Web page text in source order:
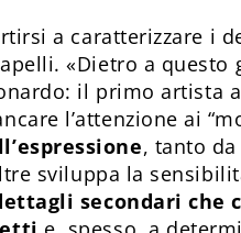
a caratterizzare i
«Dietro a questo
il primo artista
l’attenzione ai
, tanto
sviluppa la
secondari che